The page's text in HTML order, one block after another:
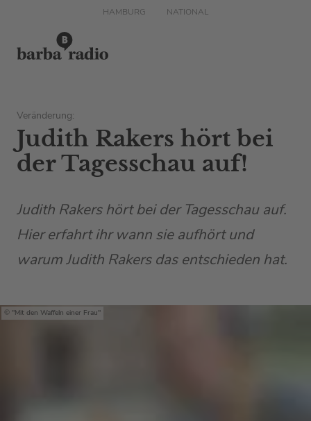
HAMBURG NATIONAL
Veränderung:
Judith Rakers hört bei
der Tagesschau auf!
Judith Rakers hört bei der Tagesschau auf.
Hier erfahrt ihr wann sie aufhört und
warum Judith Rakers das entschieden hat.
"Mit den Waffeln einer Frau"